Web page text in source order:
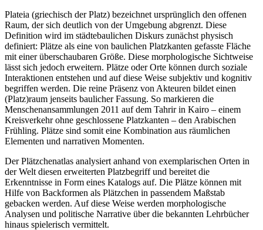
Plateia (griechisch der Platz) bezeichnet ursprünglich den offenen
Raum, der sich deutlich von der Umgebung abgrenzt. Diese
Definition wird im städtebaulichen Diskurs zunächst physisch
definiert: Plätze als eine von baulichen Platzkanten gefasste Fläche
mit einer überschaubaren Größe. Diese morphologische Sichtweise
lässt sich jedoch erweitern. Plätze oder Orte können durch soziale
Interaktionen entstehen und auf diese Weise subjektiv und kognitiv
begriffen werden. Die reine Präsenz von Akteuren bildet einen
(Platz)raum jenseits baulicher Fassung. So markieren die
Menschenansammlungen 2011 auf dem Tahrir in Kairo – einem
Kreisverkehr ohne geschlossene Platzkanten – den Arabischen
Frühling. Plätze sind somit eine Kombination aus räumlichen
Elementen und narrativen Momenten.
Der Plätzchenatlas analysiert anhand von exemplarischen Orten in
der Welt diesen erweiterten Platzbegriff und bereitet die
Erkenntnisse in Form eines Katalogs auf. Die Plätze können mit
Hilfe von Backformen als Plätzchen in passendem Maßstab
gebacken werden. Auf diese Weise werden morphologische
Analysen und politische Narrative über die bekannten Lehrbücher
hinaus spielerisch vermittelt.